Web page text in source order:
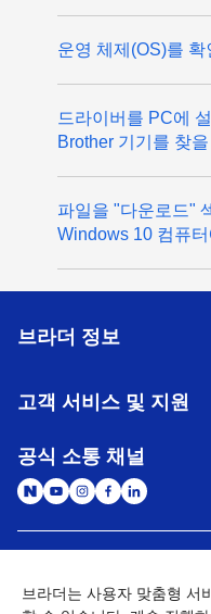
운영 체제(OS)를 확
드라이버를 PC에
Brother 기기를 찾
파일을 "다운로드"
Windows 10 컴퓨
브라더 정보
고객 서비스 및 지원
공식 소통 채널
브라더는 사용자 맞춤형 서